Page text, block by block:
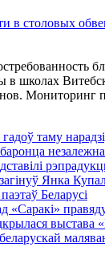
в столовых
в школах
Мониторинг
таму
Янка
Беларусі
«Саракі»
выстава